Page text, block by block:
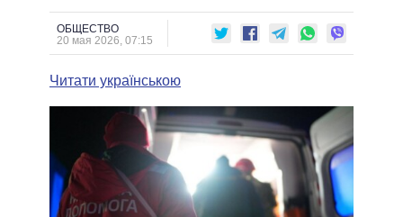
ДАЙДЖЕСТЫ
ВЕРХОВНАЯ РАДА
КАБИНЕТ МИНИСТРОВ
МЭРЫ
ВСЕ ПЕРСОНЫ
ПОДДЕРЖАТЬ
СРАВНЕНИЕ ПОЛИТИКОВ
ОБЩЕСТВО
20 мая 2026, 07:15
Читати українською